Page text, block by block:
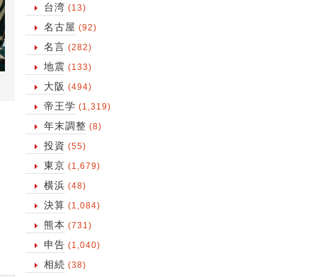
台湾 (13)
名古屋 (92)
名言 (282)
地震 (133)
大阪 (494)
帝王学 (1,319)
年末調整 (8)
投資 (55)
東京 (1,679)
横浜 (48)
決算 (1,084)
熊本 (731)
申告 (1,040)
相続 (38)